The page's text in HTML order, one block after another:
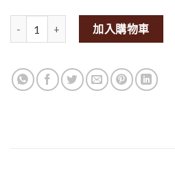
Local Organic Onion 500g量
加入購物車